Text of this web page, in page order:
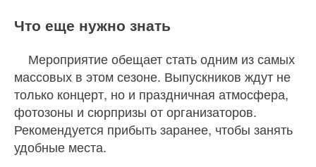
Что еще нужно знать
Мероприятие обещает стать одним из самых
массовых в этом сезоне. Выпускников ждут не
только концерт, но и праздничная атмосфера,
фотозоны и сюрпризы от организаторов.
Рекомендуется прибыть заранее, чтобы занять
удобные места.